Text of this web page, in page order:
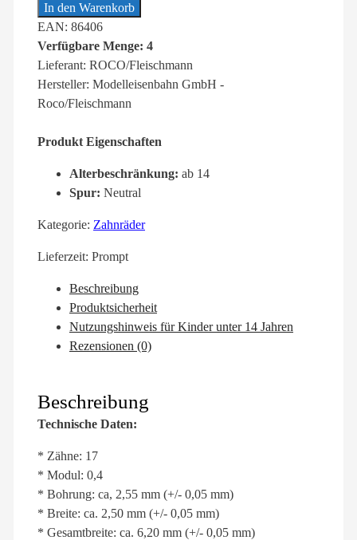
In den Warenkorb
EAN: 86406
Verfügbare Menge: 4
Lieferant: ROCO/Fleischmann
Hersteller: Modelleisenbahn GmbH -
Roco/Fleischmann
Produkt Eigenschaften
Alterbeschränkung: ab 14
Spur: Neutral
Kategorie: Zahnräder
Lieferzeit: Prompt
Beschreibung
Produktsicherheit
Nutzungshinweis für Kinder unter 14 Jahren
Rezensionen (0)
Beschreibung
Technische Daten:
* Zähne: 17
* Modul: 0,4
* Bohrung: ca, 2,55 mm (+/- 0,05 mm)
* Breite: ca. 2,50 mm (+/- 0,05 mm)
* Gesamtbreite: ca. 6,20 mm (+/- 0,05 mm)